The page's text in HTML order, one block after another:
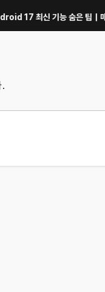
기능 숨은 팁｜매일 써먹을